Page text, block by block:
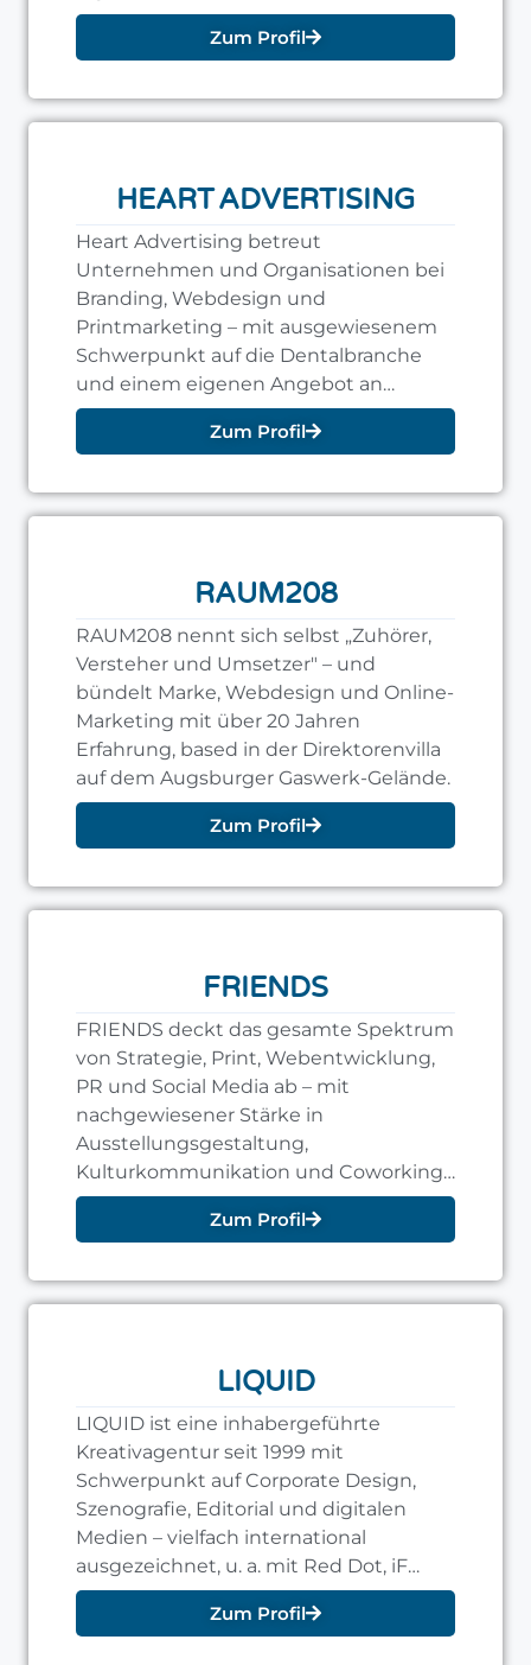
Auftragserteilung.
Zum Profil
HEART ADVERTISING
Heart Advertising betreut
Unternehmen und Organisationen bei
Branding, Webdesign und
Printmarketing – mit ausgewiesenem
Schwerpunkt auf die Dentalbranche
und einem eigenen Angebot an
Workshops zu Social Media, Webflow
und Positionierung.
Zum Profil
RAUM208
RAUM208 nennt sich selbst „Zuhörer,
Versteher und Umsetzer" – und
bündelt Marke, Webdesign und Online-
Marketing mit über 20 Jahren
Erfahrung, based in der Direktorenvilla
auf dem Augsburger Gaswerk-Gelände.
Zum Profil
FRIENDS
FRIENDS deckt das gesamte Spektrum
von Strategie, Print, Webentwicklung,
PR und Social Media ab – mit
nachgewiesener Stärke in
Ausstellungsgestaltung,
Kulturkommunikation und Coworking-
Angeboten am Agenturstandort.
Zum Profil
LIQUID
LIQUID ist eine inhabergeführte
Kreativagentur seit 1999 mit
Schwerpunkt auf Corporate Design,
Szenografie, Editorial und digitalen
Medien – vielfach international
ausgezeichnet, u. a. mit Red Dot, iF
Design Award und German Design
Zum Profil